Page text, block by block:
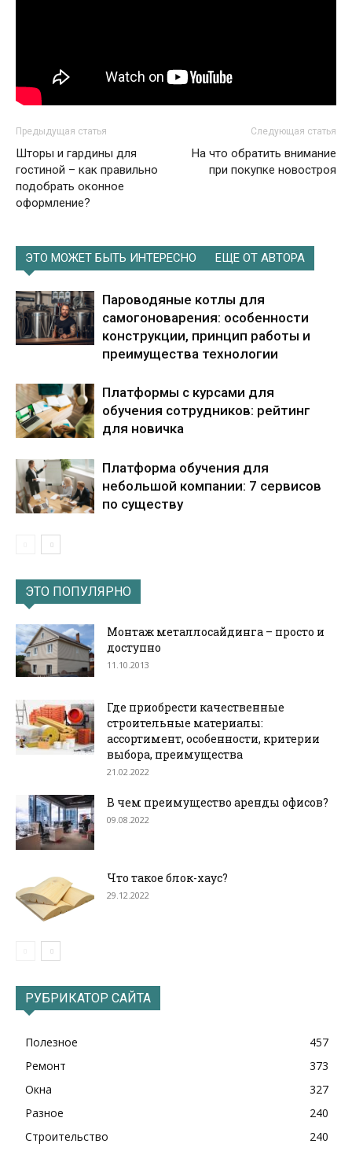
Предыдущая статья
Шторы и гардины для
гостиной – как правильно
подобрать оконное
оформление?
Следующая статья
На что обратить внимание
при покупке новостроя
ЭТО МОЖЕТ БЫТЬ ИНТЕРЕСНО ЕЩЕ ОТ АВТОРА
Пароводяные котлы для
самогоноварения: особенности
конструкции, принцип работы и
преимущества технологии
Платформы с курсами для
обучения сотрудников: рейтинг
для новичка
Платформа обучения для
небольшой компании: 7 сервисов
по существу
ЭТО ПОПУЛЯРНО
Монтаж металлосайдинга – просто и
доступно
11.10.2013
Где приобрести качественные
строительные материалы:
ассортимент, особенности, критерии
выбора, преимущества
21.02.2022
В чем преимущество аренды офисов?
09.08.2022
Что такое блок-хаус?
29.12.2022
РУБРИКАТОР САЙТА
Полезное
457
Ремонт
373
Окна
327
Разное
240
Строительство
240